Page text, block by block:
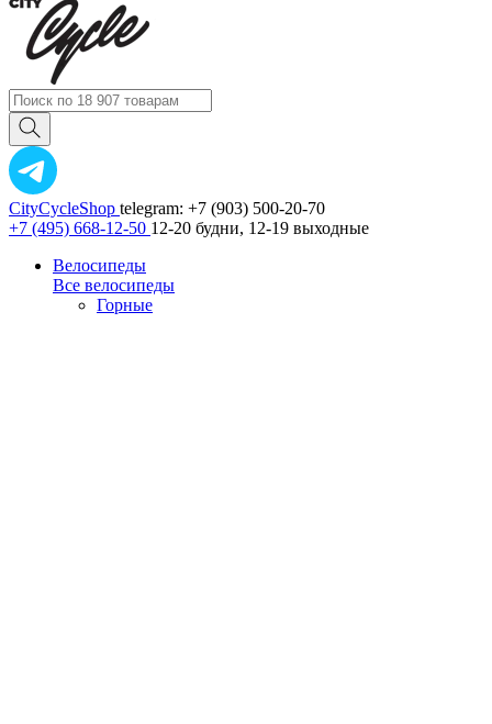
CityCycleShop telegram: +7 (903) 500-20-70
+7 (495) 668-12-50 12-20 будни, 12-19 выходные
Велосипеды
Все велосипеды
Горные